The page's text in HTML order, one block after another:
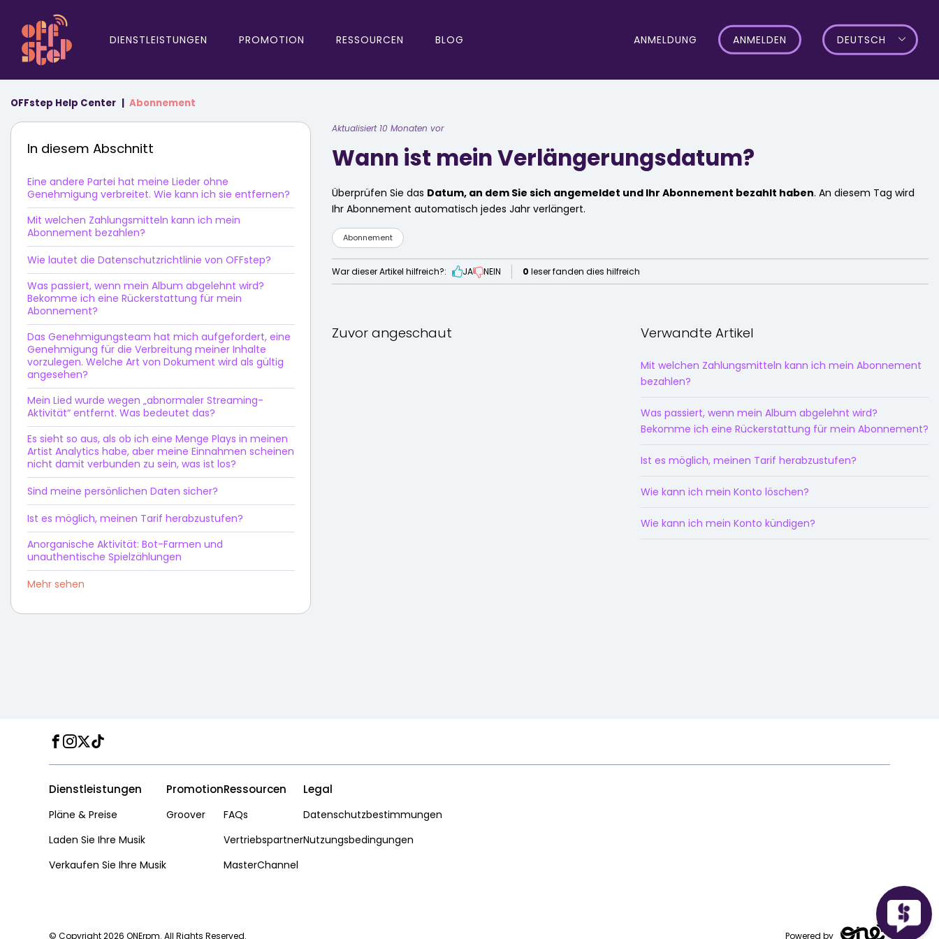
DIENSTLEISTUNGEN PROMOTION RESSOURCEN BLOG ANMELDUNG ANMELDEN DEUTSCH
OFFstep Help Center Abonnement
In diesem Abschnitt
Eine andere Partei hat meine Lieder ohne
Genehmigung verbreitet. Wie kann ich sie entfernen?
Mit welchen Zahlungsmitteln kann ich mein
Abonnement bezahlen?
Wie lautet die Datenschutzrichtlinie von OFFstep?
Was passiert, wenn mein Album abgelehnt wird?
Bekomme ich eine Rückerstattung für mein
Abonnement?
Das Genehmigungsteam hat mich aufgefordert, eine
Genehmigung für die Verbreitung meiner Inhalte
vorzulegen. Welche Art von Dokument wird als gültig
angesehen?
Mein Lied wurde wegen „abnormaler Streaming-
Aktivität“ entfernt. Was bedeutet das?
Es sieht so aus, als ob ich eine Menge Plays in meinen
Artist Analytics habe, aber meine Einnahmen scheinen
nicht damit verbunden zu sein, was ist los?
Sind meine persönlichen Daten sicher?
Ist es möglich, meinen Tarif herabzustufen?
Anorganische Aktivität: Bot-Farmen und
unauthentische Spielzählungen
Mehr sehen
Aktualisiert 10 Monaten vor
Wann ist mein Verlängerungsdatum?
Überprüfen Sie das Datum, an dem Sie sich angemeldet und Ihr Abonnement bezahlt haben. An diesem Tag wird
Ihr Abonnement automatisch jedes Jahr verlängert.
Abonnement
War dieser Artikel hilfreich?: JA NEIN 0 leser fanden dies hilfreich
Zuvor angeschaut Verwandte Artikel
Mit welchen Zahlungsmitteln kann ich mein Abonnement
bezahlen?
Was passiert, wenn mein Album abgelehnt wird?
Bekomme ich eine Rückerstattung für mein Abonnement?
Ist es möglich, meinen Tarif herabzustufen?
Wie kann ich mein Konto löschen?
Wie kann ich mein Konto kündigen?
Facebook
Instagram
Twitter
TikTok
Dienstleistungen
Pläne & Preise
Laden Sie Ihre Musik
Verkaufen Sie Ihre Musik
Promotion
Groover
Ressourcen
FAQs
Vertriebspartner
MasterChannel
Legal
Datenschutzbestimmungen
Nutzungsbedingungen
Powered by
© Copyright 2026 ONErpm. All Rights Reserved.